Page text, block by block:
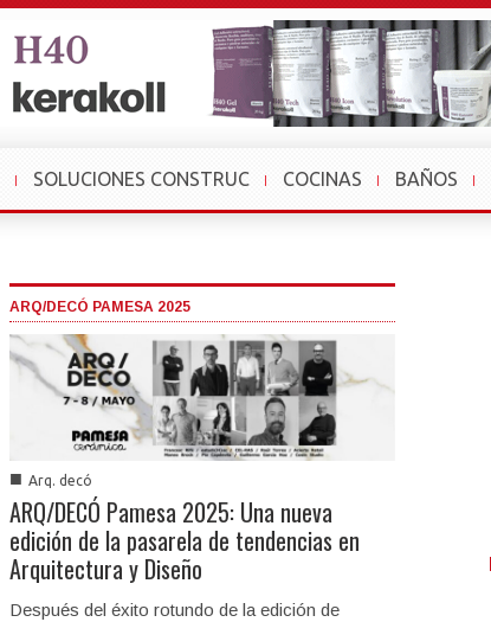
SOLUCIONES CONSTRUC COCINAS BAÑOS
ARQ/DECÓ PAMESA 2025
■ Arq. decó
ARQ/DECÓ Pamesa 2025: Una nueva
edición de la pasarela de tendencias en
Arquitectura y Diseño
Después del éxito rotundo de la edición de